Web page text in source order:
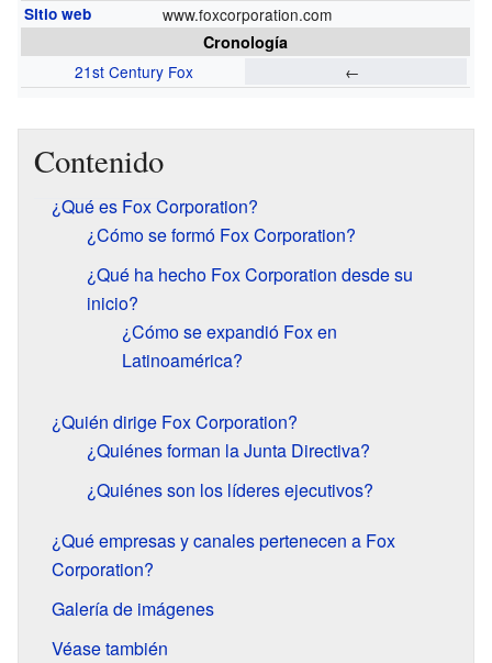
Sitio web
www.foxcorporation.com
Cronología
21st Century Fox
←
Contenido
¿Qué es Fox Corporation?
¿Cómo se formó Fox Corporation?
¿Qué ha hecho Fox Corporation desde su
inicio?
¿Cómo se expandió Fox en
Latinoamérica?
¿Quién dirige Fox Corporation?
¿Quiénes forman la Junta Directiva?
¿Quiénes son los líderes ejecutivos?
¿Qué empresas y canales pertenecen a Fox
Corporation?
Galería de imágenes
Véase también